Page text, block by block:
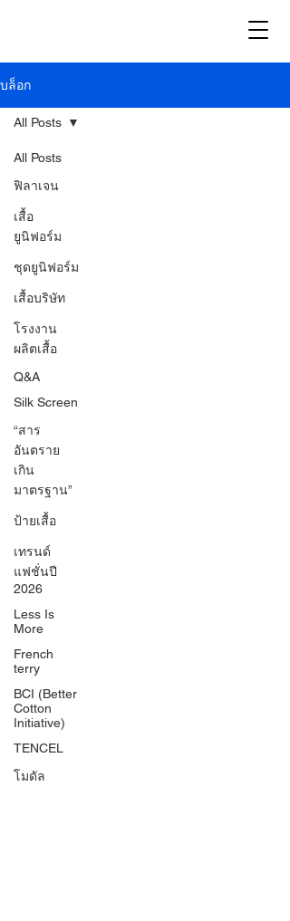
บล็อก
All Posts
ฟิลาเจน
เสื้อ
ยูนิฟอร์ม
ชุดยูนิฟอร์ม
เสื้อบริษัท
โรงงาน
ผลิตเสื้อ
Q&A
Silk Screen
“สาร
อันตราย
เกิน
มาตรฐาน”
ป้ายเสื้อ
เทรนด์
แฟชั่นปี
2026
Less Is
More
French
terry
BCI (Better
Cotton
Initiative)
TENCEL
โมดัล
All Posts